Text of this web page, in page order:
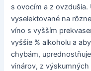
s ovocím a z
vyselektované na
víno s vyšším
vyššie % alkoholu a
chybám,
vinárov, z